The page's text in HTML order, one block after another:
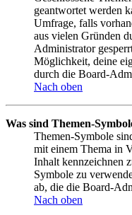
geantwortet werden
Umfrage, falls
aus vielen Gründen
Administrator
Möglichkeit, deine
durch die Board-
Nach oben
Was sind Themen-
Themen-Symbole
mit einem Thema in
Inhalt kennzeichnen
Symbole zu
ab, die die Board-
Nach oben